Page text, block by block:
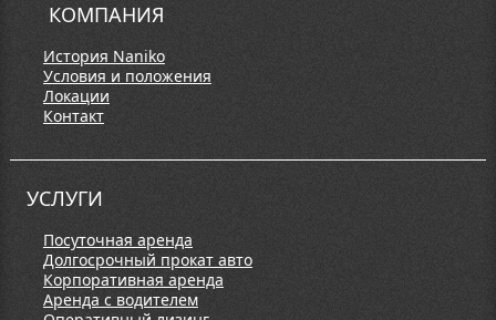
КОМПАНИЯ
История Naniko
Условия и положения
Локации
Контакт
УСЛУГИ
Посуточная аренда
Долгосрочный прокат авто
Корпоративная аренда
Аренда с водителем